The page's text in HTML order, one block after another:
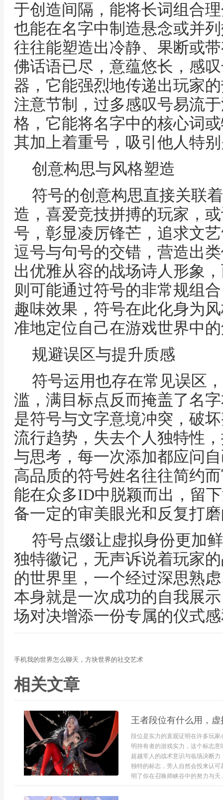
于创造间隔，能将长词组合
也能在名字中制造悬念或并
往往能塑造出冷静、果断或
佛话语已尽，意蕴悠长，感
器，它能强烈地传递出玩家
注意节制，过多感叹号易流
格，它能将名字中的核心词
其加上着重号，吸引他人特
创意构思与风格塑造
符号的创意构思直接关联
造，喜爱竞技拼搏的玩家，
号，彰显凌厉锋芒，追求文
逗号与句号的交错，营造出
出优雅从容的战场诗人形象
则可能通过符号的非常规组
趣味效果，符号在此化身为
准地定位自己在游戏世界中
规避误区与提升质感
符号运用也存在常见误区
滥，满目标点反而掩盖了名
是符号与文字意境冲突，破
流行趋势，失去个人独特性
与思考，每一次添加都应问
高品质的符号姓名往往简约
能在众多ID中脱颖而出，留
备一定的审美眼光和反复打
符号点缀让虚拟身份更加
独特徽记，无声诉说着玩家
的世界里，一个经过深思熟
本身就是一次成功的自我展
场对决增添一份专属的仪式
手机我的世界怎么聊天，方块世界的社交艺术
相关文章
王者段位有什么用，
段位是实力的直观证明在许多玩
明持有者的游戏实力，这个标志
超越常人的战术意识与临场决断
独特的标志，旁人自然会投来认
明了你在召唤师峡谷中的努力与天